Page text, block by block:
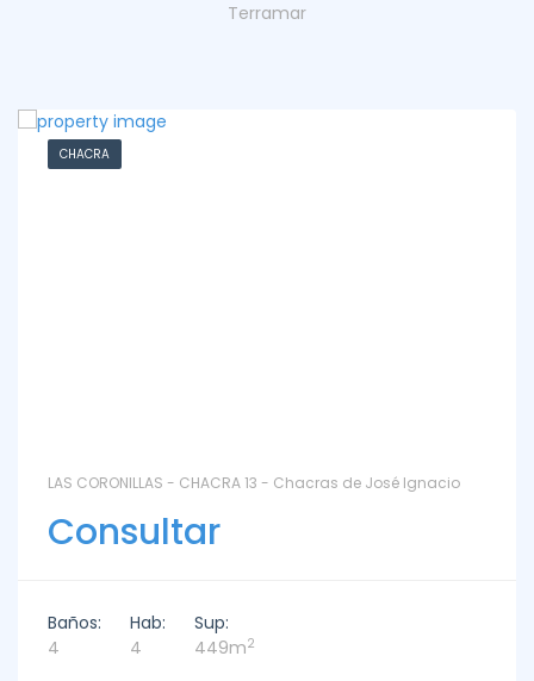
Terramar
CHACRA
LAS CORONILLAS - CHACRA 13 - Chacras de José Ignacio
Consultar
Baños:
4
Hab:
4
Sup:
449m2